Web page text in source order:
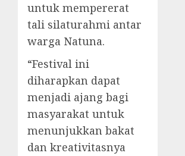
untuk mempererat
tali silaturahmi antar
warga Natuna.
“Festival ini
diharapkan dapat
menjadi ajang bagi
masyarakat untuk
menunjukkan bakat
dan kreativitasnya